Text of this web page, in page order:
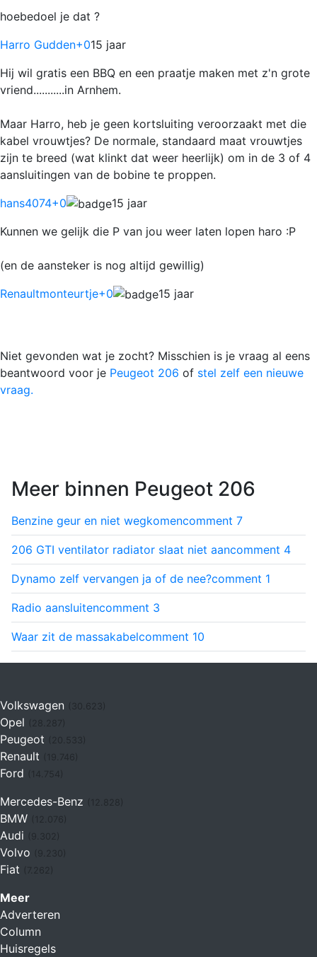
hoebedoel je dat ?
Harro Gudden+015 jaar
Hij wil gratis een BBQ en een praatje maken met z'n grote
vriend...........in Arnhem.
Maar Harro, heb je geen kortsluiting veroorzaakt met die
kabel vrouwtjes? De normale, standaard maat vrouwtjes
zijn te breed (wat klinkt dat weer heerlijk) om in de 3 of 4
aansluitingen van de bobine te proppen.
hans4074+0
15 jaar
Kunnen we gelijk die P van jou weer laten lopen haro :P
(en de aansteker is nog altijd gewillig)
Renaultmonteurtje+0 15 jaar
Niet gevonden wat je zocht? Misschien is je vraag al eens
beantwoord voor je Peugeot 206 of stel zelf een nieuwe
vraag.
Meer binnen Peugeot 206
Benzine geur en niet wegkomencomment 7
206 GTI ventilator radiator slaat niet aancomment 4
Dynamo zelf vervangen ja of de nee?comment 1
Radio aansluitencomment 3
Waar zit de massakabelcomment 10
Volkswagen (30.623)
Opel
Peugeot
Renault (19.746)
Ford (14.754)
Mercedes-Benz
BMW (12.076)
Audi
Volvo
Fiat (7.262)
Meer
Adverteren
Column
Huisregels